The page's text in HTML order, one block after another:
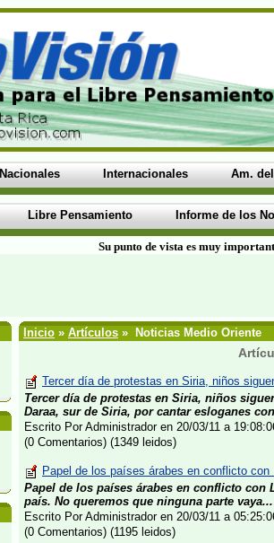
Nacionales Internacionales Am.
Libre Pensamiento Informe de los
Su punto de vista es muy
Inicio » Artículos » Noticias Medio Oriente
Tercer día de protestas en Siria, niños
Tercer día de protestas en Siria, niños
Daraa, sur de Siria, por cantar esloganes
Escrito Por Administrador en 20/03/11 a
(0 Comentarios) (1349 leidos)
Papel de los países árabes en conflicto
Papel de los países árabes en conflicto con
país. No queremos que ninguna parte vaya...
Escrito Por Administrador en 20/03/11 a
(0 Comentarios) (1195 leidos)